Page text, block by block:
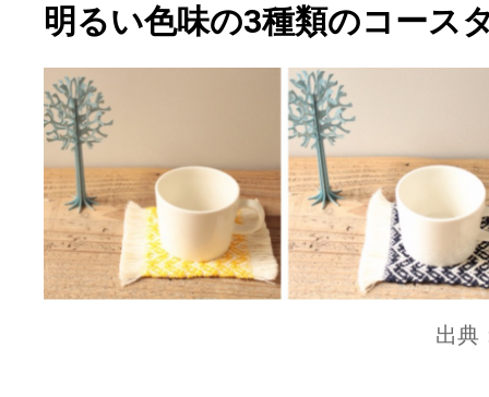
明るい色味の3種類のコース
出典